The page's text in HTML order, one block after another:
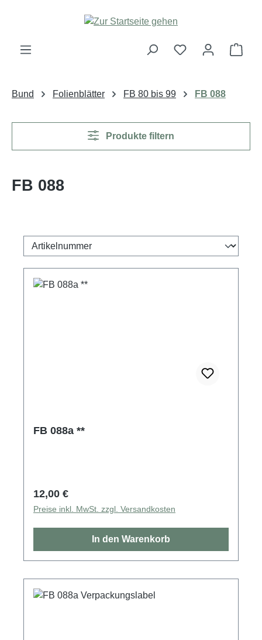
Zum Hauptinhalt springen
Bund Folienblätter FB 80 bis 99 FB 088
Produkte filtern
FB 088
FB 088a **
Regulärer Preis:
12,00 €
Preise inkl. MwSt. zzgl. Versandkosten
In den Warenkorb